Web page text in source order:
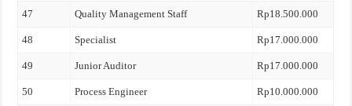
47 Quality Management Staff Rp18.500.000
48 Specialist Rp17.000.000
49 Junior Auditor Rp17.000.000
50 Process Engineer Rp10.000.000